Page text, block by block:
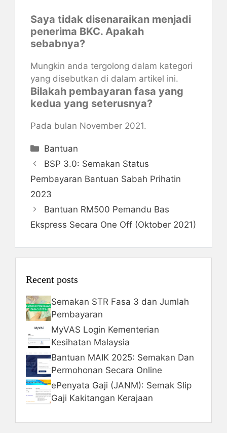
Saya tidak disenaraikan menjadi
penerima BKC. Apakah
sebabnya?
Mungkin anda tergolong dalam kategori
yang disebutkan di dalam artikel ini.
Bilakah pembayaran fasa yang
kedua yang seterusnya?
Pada bulan November 2021.
Categories
Bantuan
BSP 3.0: Semakan Status
Pembayaran Bantuan Sabah Prihatin
2023
Bantuan RM500 Pemandu Bas
Ekspress Secara One Off (Oktober 2021)
Recent posts
Semakan STR Fasa 3 dan Jumlah
Pembayaran
MyVAS Login Kementerian
Kesihatan Malaysia
Bantuan MAIK 2025: Semakan Dan
Permohonan Secara Online
ePenyata Gaji (JANM): Semak Slip
Gaji Kakitangan Kerajaan